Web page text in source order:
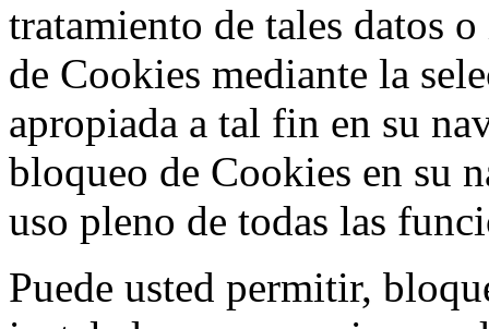
tratamiento de tales datos
de Cookies mediante la
apropiada a tal fin en su
bloqueo de Cookies en su
uso pleno de todas las
Puede usted permitir,